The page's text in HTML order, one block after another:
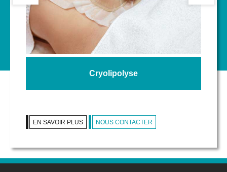
Cryolipolyse
EN SAVOIR PLUS NOUS CONTACTER